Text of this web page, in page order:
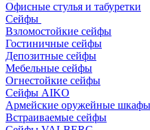
Офисные стулья и табуретки
Сейфы
Взломостойкие сейфы
Гостиничные сейфы
Депозитные сейфы
Мебельные сейфы
Огнестойкие сейфы
Сейфы AIKO
Армейские оружейные шкафы
Встраиваемые сейфы